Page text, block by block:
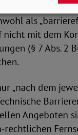
bliebe sie
als
mit dem
(§ 7 Abs. 2
„nach dem
Angeboten